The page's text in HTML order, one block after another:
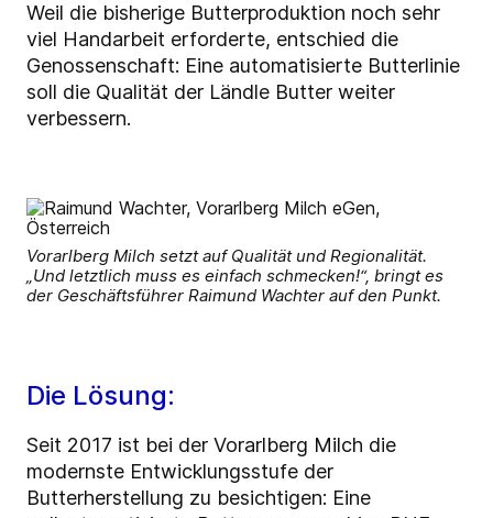
Weil die bisherige Butterproduktion noch sehr
viel Handarbeit erforderte, entschied die
Genossenschaft: Eine automatisierte Butterlinie
soll die Qualität der Ländle Butter weiter
verbessern.
Vorarlberg Milch setzt auf Qualität und Regionalität.
„Und letztlich muss es einfach schmecken!“, bringt es
der Geschäftsführer Raimund Wachter auf den Punkt.
Die Lösung:
Seit 2017 ist bei der Vorarlberg Milch die
modernste Entwicklungsstufe der
Butterherstellung zu besichtigen: Eine